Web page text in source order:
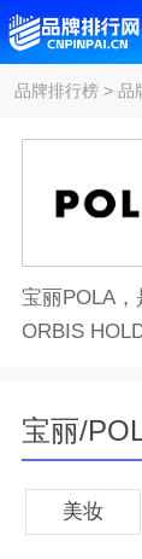
品牌排行榜> 品
宝丽POLA
ORBIS
所属公司
宝丽/
美妆